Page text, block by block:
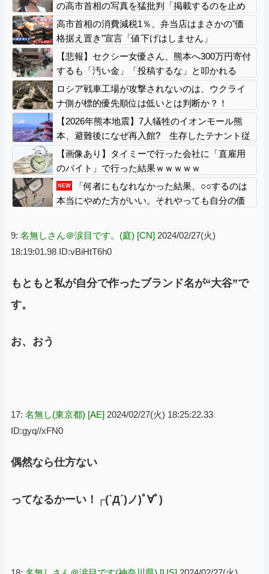
の高市首相の写真を猛批判「掲載するのを止め
る人は誰もいなかったのか」「あまりにも愕然
としています」
高市首相の消費減税1％、弁当店はまさかの"価
格据え置き"宣言「値下げはしません」
【悲報】セクシー女優さん、熊本へ300万円寄付
するも「汚い金」「投稿するな」と叩かれる
ロシア戦車工場が攻撃されないのは、ウクライ
ナ側が標的優先順位は低いとは判断か？！
【2026年熊本地震】7人犠牲のイオンモール熊
本、避難後になぜ再入館? 生存したテナント従
業員ら証言、浮かび上がる実態
【画像あり】タイミーで行った会社に「直雇用
のバイト」で行った結果ｗｗｗｗｗ
NEW
「何者にもなれなかった結果、○○するのは
本当にやめた方がいい。それやっても自分の価
9: 名無しさん＠涙目です。(庭) [CN] 2024/02/27(火)
18:19:01.98 ID:vBiHtT6h0
もともと私が自分で作ったブランド名が“大谷”で
す。
お、おう
17: 名無し(東京都) [AE] 2024/02/27(火) 18:25:22.33
ID:gyq//xFN0
偶然なら仕方ない
ってなるかーい！┌(`Д´)ノ)ﾟ∀ﾟ)